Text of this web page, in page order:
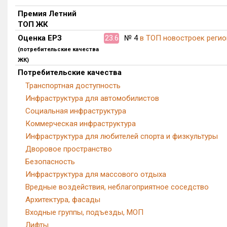
Премия Летний
ТОП ЖК
Оценка ЕРЗ
(потребительские качества
ЖК)
23.6 № 4 в ТОП новостроек
Потребительские качества
Транспортная доступность
Инфраструктура для автомобилистов
Социальная инфраструктура
Коммерческая инфраструктура
Инфраструктура для любителей спорта и физкультуры
Дворовое пространство
Безопасность
Инфраструктура для массового отдыха
Вредные воздействия, неблагоприятное соседство
Архитектура, фасады
Входные группы, подъезды, МОП
Лифты